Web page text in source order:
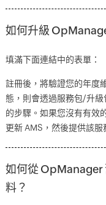
如何升級
填滿下面連結中的表單：
註冊後，將驗證您的年度
態，則會透過服務包/升
的步驟。如果您沒有有效
更新 AMS，然後提供該服
如何從 OpManager
料？